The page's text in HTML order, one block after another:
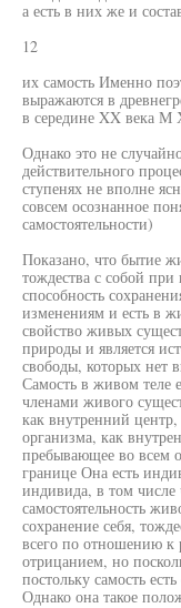
а есть в них же и
12
их самость Именно
выражаются в
в середине XX века М
Однако это не
действительного
ступенях не вполне
совсем осознанное
самостоятельности)
Показано, что бытие
тождества с собой
способность
изменениям и есть в
свойство живых
природы и является
свободы, которых нет
Самость в живом теле
членами живого
как внутренний
организма, как
пребывающее во всем
границе Она есть
индивида, в том числе
самостоятельность
сохранение себя,
всего по отношению к
отрицанием, но
постольку самость
Однако она такое